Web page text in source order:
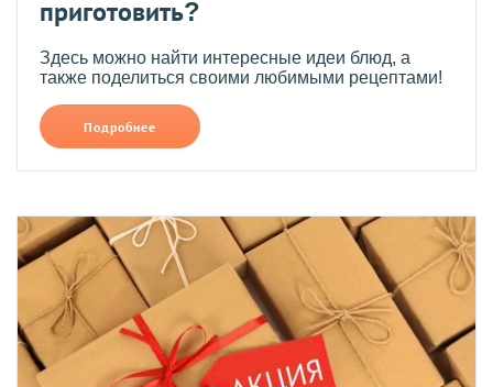
приготовить?
Здесь можно найти интересные идеи блюд, а
также поделиться своими любимыми рецептами!
Подробнее